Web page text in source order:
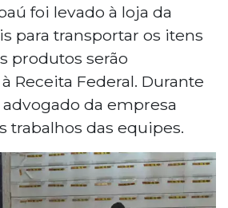
foi levado à loja da
para transportar os itens
produtos serão
Receita Federal. Durante
advogado da empresa
trabalhos das equipes.